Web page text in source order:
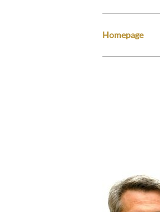
Homepage